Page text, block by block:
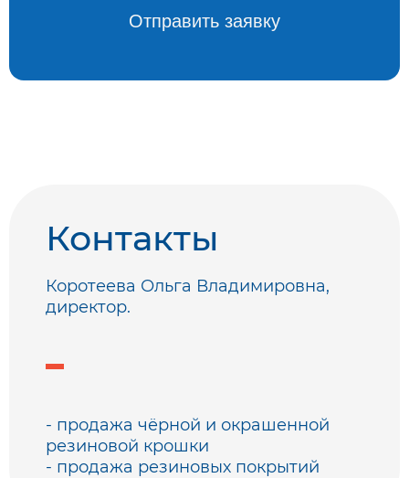
Контакты
Коротеева Ольга Владимировна,
директор.
- продажа чёрной и окрашенной
резиновой крошки
- продажа резиновых покрытий